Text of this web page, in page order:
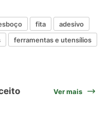
fita
adesivo
ferramentas e utensílios
Ver mais